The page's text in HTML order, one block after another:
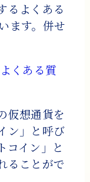
るよくある
ます。併せ
くある質
仮想通貨を
ン」と呼び
コイン」と
ることがで